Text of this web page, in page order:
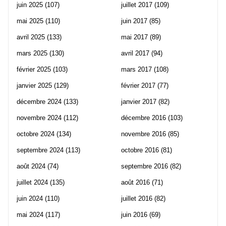
juin 2025 (107)
mai 2025 (110)
avril 2025 (133)
mars 2025 (130)
février 2025 (103)
janvier 2025 (129)
décembre 2024 (133)
novembre 2024 (112)
octobre 2024 (134)
septembre 2024 (113)
août 2024 (74)
juillet 2024 (135)
juin 2024 (110)
mai 2024 (117)
juillet 2017 (109)
juin 2017 (85)
mai 2017 (89)
avril 2017 (94)
mars 2017 (108)
février 2017 (77)
janvier 2017 (82)
décembre 2016 (103)
novembre 2016 (85)
octobre 2016 (81)
septembre 2016 (82)
août 2016 (71)
juillet 2016 (82)
juin 2016 (69)